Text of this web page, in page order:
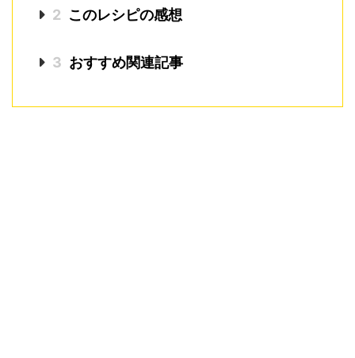
2 このレシピの感想
3 おすすめ関連記事